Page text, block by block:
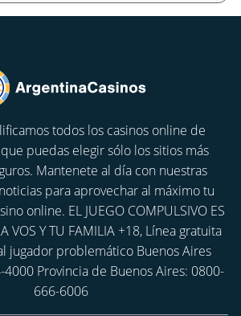
todos los casinos online de
puedas elegir sólo los sitios más
Mantenete al día con nuestras
para aprovechar al máximo tu
online. EL JUEGO COMPULSIVO ES
VOS Y TU FAMILIA +18, Línea gratuita
jugador problemático Buenos Aires
Provincia de Buenos Aires: 0800-
666-6006